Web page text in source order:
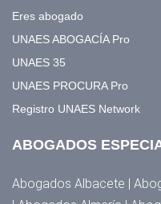
Eres abogado
UNAES ABOGACÍA Pro
UNAES 35
UNAES PROCURA Pro
Registro UNAES Network
ABOGADOS
Abogados Albacete |